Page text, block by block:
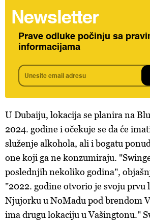
Newsletter
Prave odluke počinju sa
informacijama
U Dubaiju, lokacija se planira na
2024. godine i očekuje se da će
služenje alkohola, ali i bogatu
one koji ga ne konzumiraju.
poslednjih nekoliko godina",
"2022. godine otvorio je svoju prvu
Njujorku u NoMadu pod brendom
ima drugu lokaciju u Vašingtonu."